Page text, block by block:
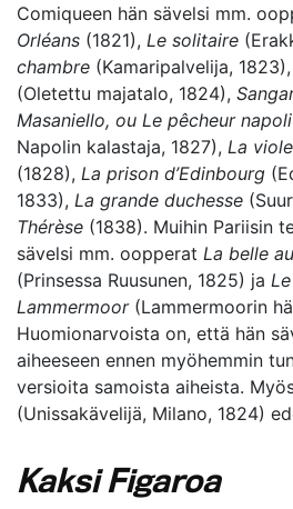
Comiqueen hän sävelsi mm.
Orléans (1821), Le solitaire
chambre (Kamaripalvelija, 1823),
(Oletettu majatalo, 1824),
Masaniello, ou Le pêcheur
Napolin kalastaja, 1827), La
(1828), La prison d’Edinbourg
1833), La grande duchesse
Thérèse (1838). Muihin Pariisin
sävelsi mm. oopperat La belle
(Prinsessa Ruusunen, 1825) ja
Lammermoor (Lammermoorin
Huomionarvoista on, että hän
aiheeseen ennen myöhemmin
versioita samoista aiheista.
(Unissakävelijä, Milano, 1824)
Kaksi Figaroa